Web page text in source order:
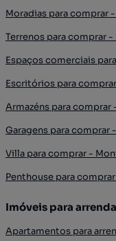
Moradias para comprar
Terrenos para comprar
Espaços comerciais
Escritórios para
Armazéns para comprar
Garagens para comprar
Villa para comprar -
Penthouse para
Imóveis para
Apartamentos para